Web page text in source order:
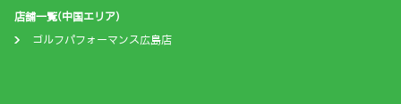
店舗一覧(中国エリア)
ゴルフパフォーマンス広島店